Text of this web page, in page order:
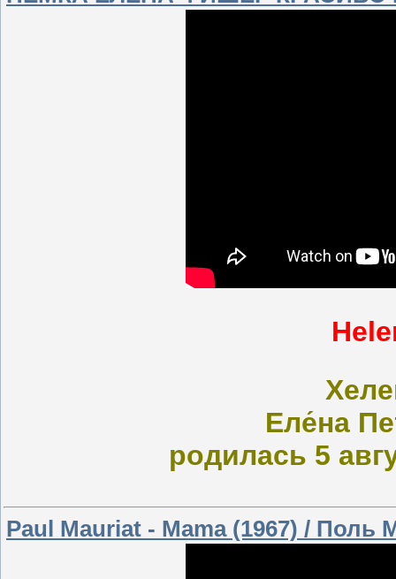
Еле́на
родилась 5
Paul Mauriat - Mama (1967) / Поль